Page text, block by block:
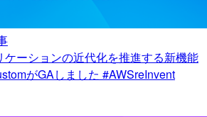
ケーションの近代化を推進する新機能
がGAしました #AWSreInvent